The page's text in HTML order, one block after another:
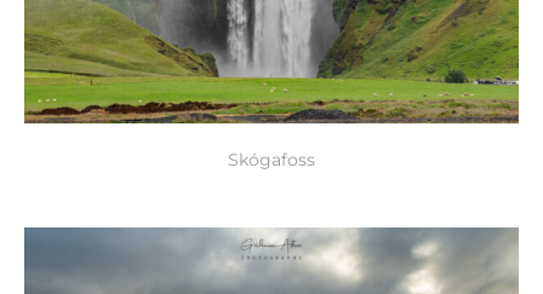
Skógafoss